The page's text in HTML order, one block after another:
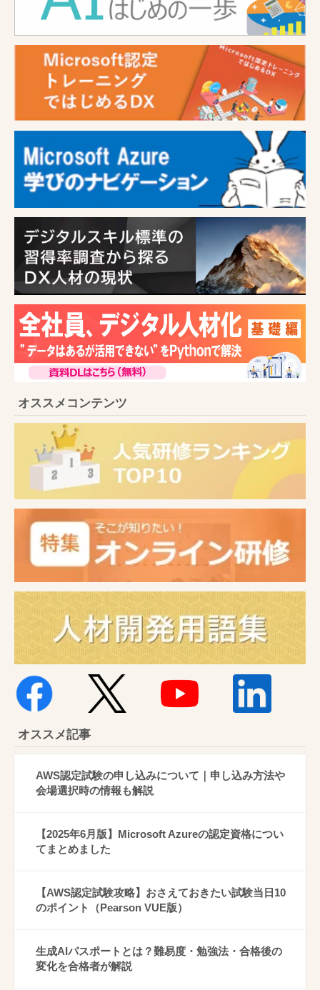
オススメコンテンツ
オススメ記事
AWS認定試験の申し込みについて｜申し込み方法や
会場選択時の情報も解説
【2025年6月版】Microsoft Azureの認定資格につい
てまとめました
【AWS認定試験攻略】おさえておきたい試験当日10
のポイント（Pearson VUE版）
生成AIパスポートとは？難易度・勉強法・合格後の
変化を合格者が解説